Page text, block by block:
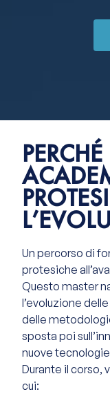
Un percorso di
protesiche
Questo master
l’evoluzione
delle
sposta poi
nuove
Durante il corso,
cui: